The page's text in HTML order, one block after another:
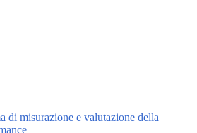
di misurazione e valutazione della